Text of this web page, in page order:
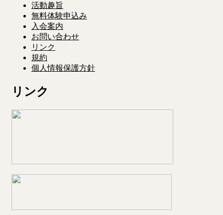
活動趣旨
無料体験申込み
入会案内
お問い合わせ
リンク
規約
個人情報保護方針
リンク